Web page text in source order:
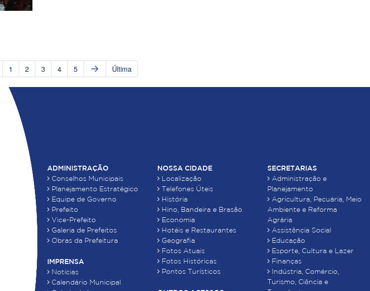
1 2 3 4 5 Última
ADMINISTRAÇÃO
Conselhos Municipais
Planejamento Estratégico
Equipe de Governo
Prefeito
Vice-Prefeito
Galeria de Prefeitos
Obras da Prefeitura
IMPRENSA
Notícias
Calendário Municipal
NOSSA CIDADE
Localização
Telefones Úteis
História
Hino, Bandeira e Brasão
Economia
Hotéis e Restaurantes
Geografia
Fotos Atuais
Fotos Históricas
Pontos Turísticos
SECRETARIAS
Administração e
Planejamento
Agricultura, Pecuária, Meio
Ambiente e Reforma
Agrária
Assistência Social
Educação
Esporte, Cultura e Lazer
Finanças
Indústria, Comércio,
Turismo, Ciência e